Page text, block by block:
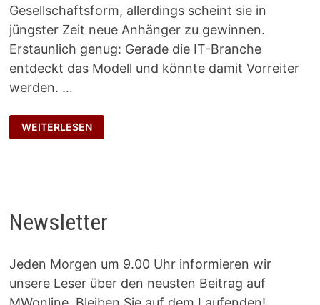
Gesellschaftsform, allerdings scheint sie in
jüngster Zeit neue Anhänger zu gewinnen.
Erstaunlich genug: Gerade die IT-Branche
entdeckt das Modell und könnte damit Vorreiter
werden. …
GENOSSEN
ALS
NACHFOLGER
WEITERLESEN
Newsletter
Jeden Morgen um 9.00 Uhr informieren wir
unsere Leser über den neusten Beitrag auf